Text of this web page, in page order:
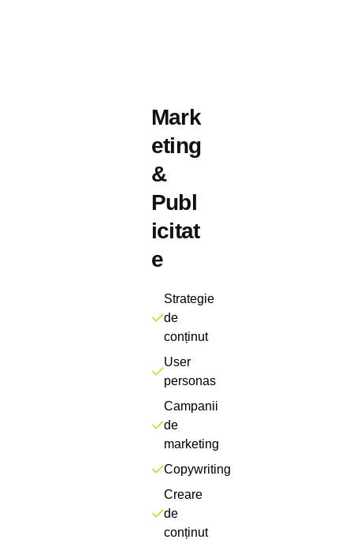
Mark
eting
&
Publ
icitat
e
Strategie
de
conținut
User
personas
Campanii
de
marketing
Copywriting
Creare
de
conținut